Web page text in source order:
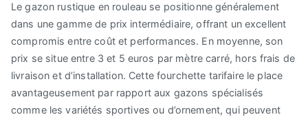
Le gazon rustique en rouleau se positionne généralement
dans une gamme de prix intermédiaire, offrant un excellent
compromis entre coût et performances. En moyenne, son
prix se situe entre 3 et 5 euros par mètre carré, hors frais de
livraison et d’installation. Cette fourchette tarifaire le place
avantageusement par rapport aux gazons spécialisés
comme les variétés sportives ou d’ornement, qui peuvent